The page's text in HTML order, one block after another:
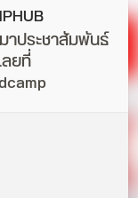
ประชาสัมพันธ์
ยที่